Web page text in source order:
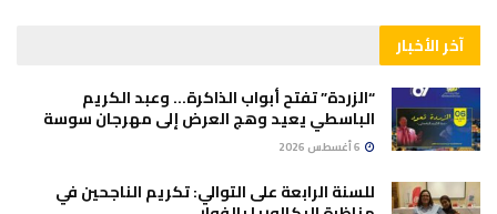
آخر الأخبار
“الزردة” تفتح أبواب الذاكرة… وعبد الكريم
الباسطي يعيد وهج العرض إلى مهرجان سوسة
للسنة الرابعة على التوالي: تكريم الناجحين في